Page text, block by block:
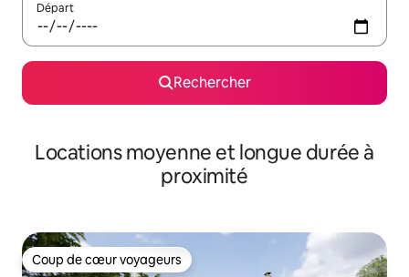
Départ
Rechercher
Locations moyenne et longue durée à
proximité
Coup de cœur voyageurs
Coup de cœur voyageurs